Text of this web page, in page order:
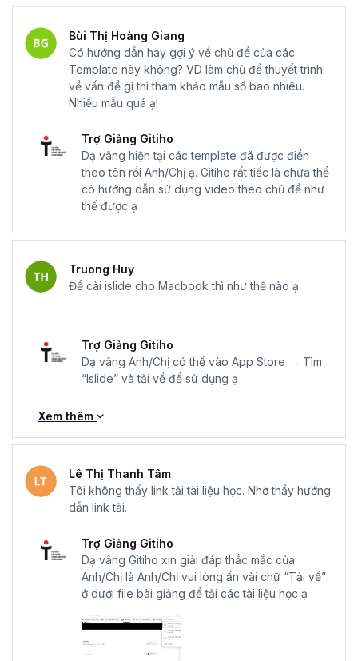
Bùi Thị Hoàng Giang
Có hướng dẫn hay gợi ý về chủ đề của các
Template này không? VD làm chủ đề thuyết trình
về vấn đề gì thì tham khảo mẫu số bao nhiêu.
Nhiều mẫu quá ạ!
Trợ Giảng Gitiho
Dạ vâng hiện tại các template đã được điền
theo tên rồi Anh/Chị ạ. Gitiho rất tiếc là chưa thể
có hướng dẫn sử dụng video theo chủ đề như
thế được ạ
Truong Huy
Để cài islide cho Macbook thì như thế nào ạ
Trợ Giảng Gitiho
Dạ vâng Anh/Chị có thể vào App Store → Tìm
“Islide” và tải về để sử dụng ạ
Xem thêm
Lê Thị Thanh Tâm
Tôi không thấy link tải tài liệu học. Nhờ thầy hướng
dẫn link tải.
Trợ Giảng Gitiho
Dạ vâng Gitiho xin giải đáp thắc mắc của
Anh/Chị là Anh/Chị vui lòng ấn vài chữ “Tải về”
ở dưới file bài giảng để tải các tài liệu học ạ